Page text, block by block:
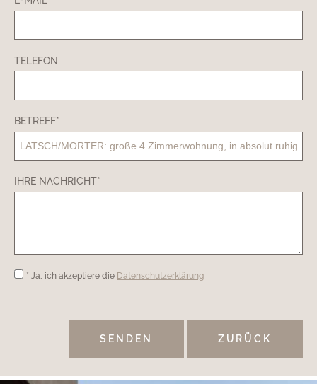
TELEFON
BETREFF*
IHRE NACHRICHT*
* Ja, ich akzeptiere die Datenschutzerklärung
ZURÜCK